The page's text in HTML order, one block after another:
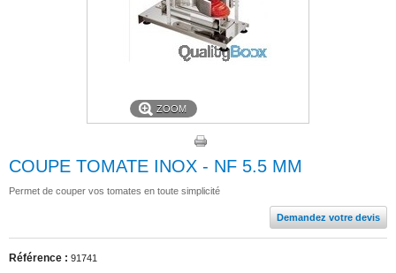
ZOOM
COUPE TOMATE INOX - NF 5.5 MM
Permet de couper vos tomates en toute simplicité
Demandez votre devis
Référence : 91741